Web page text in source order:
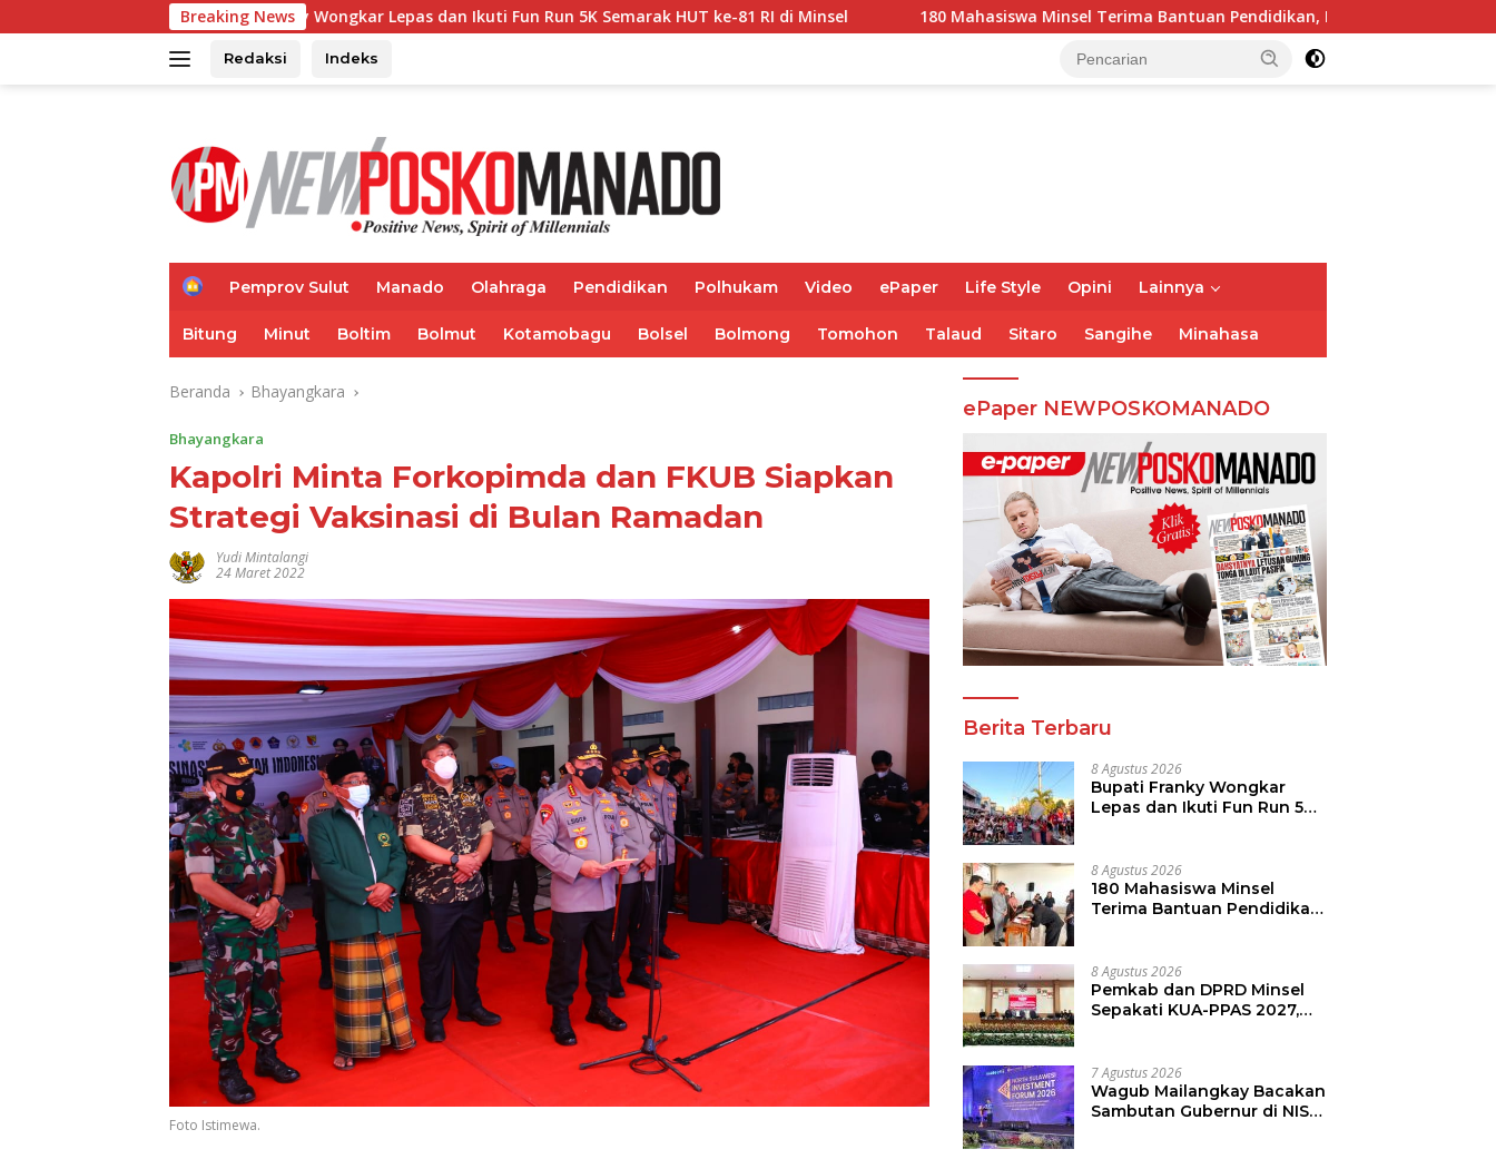
ke
Breaking News
Bupati Franky Wongkar Lepas dan Ikuti Fun Run 5K Semarak HUT ke-81 RI di Minsel 180 Mahasiswa Minsel Terima Bantuan Pendidikan, Pemkab Siapkan Anggaran Rp400 Juta
Redaksi Indeks
H
e
Pemprov Sulut Manado Olahraga Pendidikan Polhukam Video ePaper Life Style Opini Lainnya
Bitung Minut Boltim Bolmut Kotamobagu Bolsel Bolmong Tomohon Talaud Sitaro Sangihe Minahasa
Beranda Bhayangkara
Bhayangkara
Kapolri Minta Forkopimda dan FKUB Siapkan
Strategi Vaksinasi di Bulan Ramadan
Yudi Mintalangi
24 Maret 2022
Foto Istimewa.
ePaper NEWPOSKOMANADO
Berita Terbaru
8 Agustus 2026
Bupati Franky Wongkar
Lepas dan Ikuti Fun Run 5K
8 Agustus 2026
180 Mahasiswa Minsel
Terima Bantuan Pendidikan,
8 Agustus 2026
Pemkab dan DPRD Minsel
Sepakati KUA-PPAS 2027,
7 Agustus 2026
Wagub Mailangkay Bacakan
Sambutan Gubernur di NISF